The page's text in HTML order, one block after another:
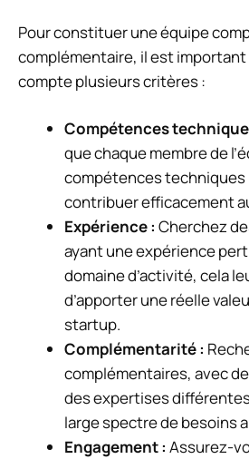
Pour constituer une équipe
complémentaire, il est important
compte plusieurs critères :
Compétences
que chaque membre de
compétences techniques
contribuer efficacement
Expérience : Cherchez
ayant une expérience
domaine d’activité, cela
d’apporter une réelle
startup.
Complémentarité :
complémentaires, avec
des expertises
large spectre de besoins
Engagement : Assurez-